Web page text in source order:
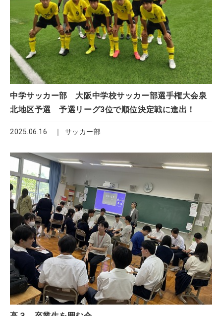
中学サッカー部 大阪中学校サッカー部選手権大会泉
北地区予選 予選リーグ3位で順位決定戦に進出！
2025.06.16 サッカー部